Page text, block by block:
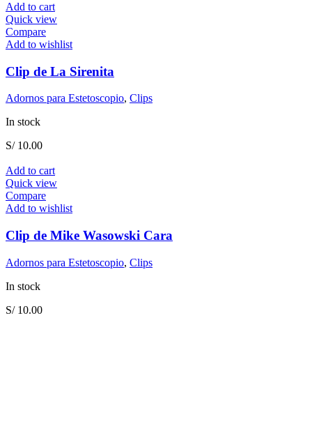
Add to cart
Quick view
Compare
Add to wishlist
Clip de La Sirenita
Adornos para Estetoscopio, Clips
In stock
S/10.00
Add to cart
Quick view
Compare
Add to wishlist
Clip de Mike Wasowski Cara
Adornos para Estetoscopio, Clips
In stock
S/10.00